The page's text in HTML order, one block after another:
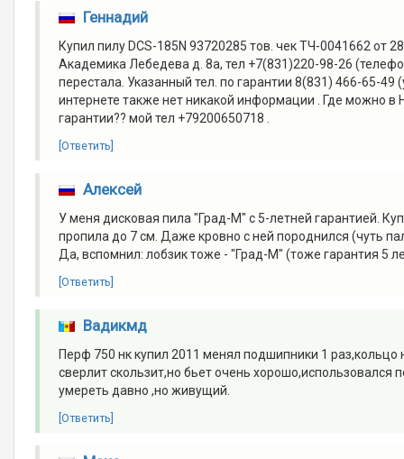
Геннадий
Купил пилу DCS-185N 93720285 тов. чек ТЧ-0041662
Академика Лебедева д. 8а, тел +7(831)220-98-26
перестала. Указанный тел. по гарантии 8(831) 466-65-
интернете также нет никакой информации . Где можно
гарантии?? мой тел +79200650718 .
[Ответить]
Алексей
У меня дисковая пила "Град-М" с 5-летней гарантией.
пропила до 7 см. Даже кровно с ней породнился (чуть
Да, вспомнил: лобзик тоже - "Град-М" (тоже гарантия 5
[Ответить]
Вадикмд
Перф 750 нк купил 2011 менял подшипники 1
сверлит скользит,но бьет очень
умереть давно ,но живущий.
[Ответить]